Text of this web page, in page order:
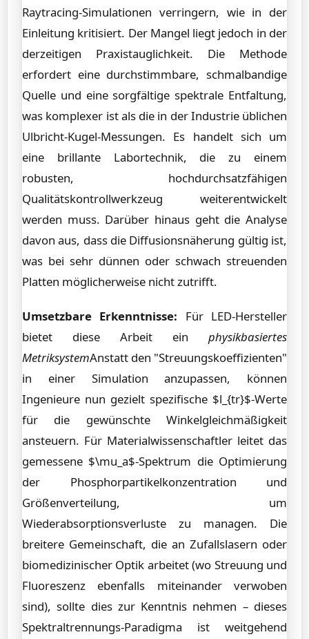
Raytracing-Simulationen verringern, wie in der
Einleitung kritisiert. Der Mangel liegt jedoch in der
derzeitigen Praxistauglichkeit. Die Methode
erfordert eine durchstimmbare, schmalbandige
Quelle und eine sorgfältige spektrale Entfaltung,
was komplexer ist als die in der Industrie üblichen
Ulbricht-Kugel-Messungen. Es handelt sich um
eine brillante Labortechnik, die zu einem
robusten, hochdurchsatzfähigen
Qualitätskontrollwerkzeug weiterentwickelt
werden muss. Darüber hinaus geht die Analyse
davon aus, dass die Diffusionsnäherung gültig ist,
was bei sehr dünnen oder schwach streuenden
Platten möglicherweise nicht zutrifft.
Umsetzbare Erkenntnisse: Für LED-Hersteller
bietet diese Arbeit ein physikbasiertes
MetriksystemAnstatt den "Streuungskoeffizienten"
in einer Simulation anzupassen, können
Ingenieure nun gezielt spezifische $l_{tr}$-Werte
für die gewünschte Winkelgleichmäßigkeit
ansteuern. Für Materialwissenschaftler leitet das
gemessene $\mu_a$-Spektrum die Optimierung
der Phosphorpartikelkonzentration und
Größenverteilung, um
Wiederabsorptionsverluste zu managen. Die
breitere Gemeinschaft, die an Zufallslasern oder
biomedizinischer Optik arbeitet (wo Streuung und
Fluoreszenz ebenfalls miteinander verwoben
sind), sollte dies zur Kenntnis nehmen – dieses
Spektraltrennungs-Paradigma ist weitgehend